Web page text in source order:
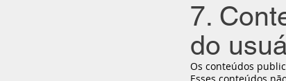
7.
do
Os conteúdos